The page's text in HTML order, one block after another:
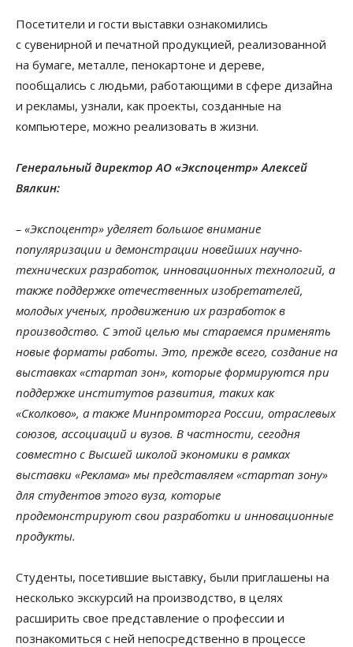
Посетители и гости выставки ознакомились
с сувенирной и печатной продукцией, реализованной
на бумаге, металле, пенокартоне и дереве,
пообщались с людьми, работающими в сфере дизайна
и рекламы, узнали, как проекты, созданные на
компьютере, можно реализовать в жизни.
Генеральный директор АО «Экспоцентр» Алексей
Вялкин:
– «Экспоцентр» уделяет большое внимание
популяризации и демонстрации новейших научно-
технических разработок, инновационных технологий, а
также поддержке отечественных изобретателей,
молодых ученых, продвижению их разработок в
производство. С этой целью мы стараемся применять
новые форматы работы. Это, прежде всего, создание на
выставках «стартап зон», которые формируются при
поддержке институтов развития, таких как
«Сколково», а также Минпромторга России, отраслевых
союзов, ассоциаций и вузов. В частности, сегодня
совместно с Высшей школой экономики в рамках
выставки «Реклама» мы представляем «стартап зону»
для студентов этого вуза, которые
продемонстрируют свои разработки и инновационные
продукты.
Студенты, посетившие выставку, были приглашены на
несколько экскурсий на производство, в целях
расширить свое представление о профессии и
познакомиться с ней непосредственно в процессе